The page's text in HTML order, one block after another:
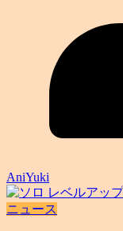
AniYuki
ニュース